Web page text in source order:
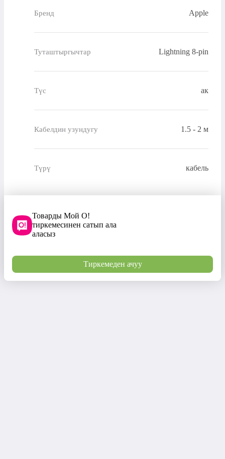
Бренд Apple
Туташтыргычтар Lightning 8-pin
Түс ак
Кабелдин узундугу 1.5 - 2 м
Түрү кабель
Товарды Мой О!
тиркемесинен сатып ала
аласыз
Тиркемеден ачуу